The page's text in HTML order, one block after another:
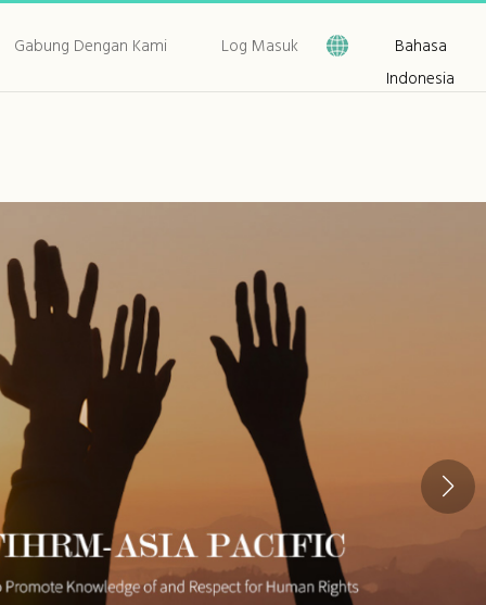
Gabung Dengan Kami Log Masuk
Bahasa
Indonesia